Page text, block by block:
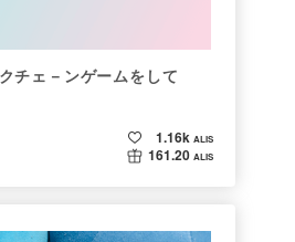
チェ－ンゲームをして
1.16k ALIS
161.20 ALIS